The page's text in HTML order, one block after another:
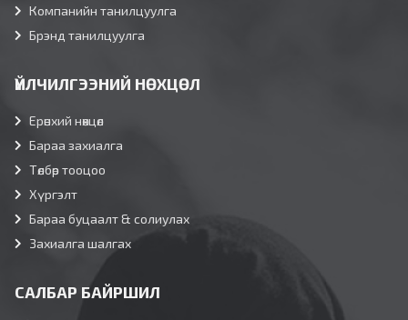
Компанийн танилцуулга
Брэнд танилцуулга
ҮЙЛЧИЛГЭЭНИЙ НӨХЦӨЛ
Ерөнхий нөхцөл
Бараа захиалга
Төлбөр тооцоо
Хүргэлт
Бараа буцаалт & солиулах
Захиалга шалгах
САЛБАР БАЙРШИЛ